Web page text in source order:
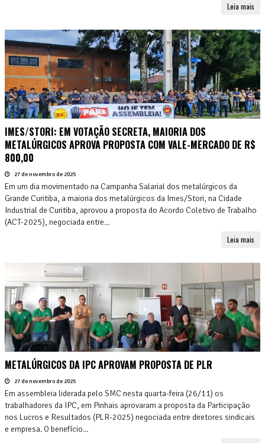
Leia mais
IMES/STORI: EM VOTAÇÃO SECRETA, MAIORIA DOS
METALÚRGICOS APROVA PROPOSTA COM VALE-MERCADO DE R$
800,00
27 de novembro de 2025
Em um dia movimentado na Campanha Salarial dos metalúrgicos da
Grande Curitiba, a maioria dos metalúrgicos da Imes/Stori, na Cidade
Industrial de Curitiba, aprovou a proposta do Acordo Coletivo de Trabalho
(ACT-2025), negociada entre...
Leia mais
METALÚRGICOS DA IPC APROVAM PROPOSTA DE PLR
27 de novembro de 2025
Em assembleia liderada pelo SMC nesta quarta-feira (26/11) os
trabalhadores da IPC, em Pinhais aprovaram a proposta da Participação
nos Lucros e Resultados (PLR-2025) negociada entre diretores sindicais
e empresa. O benefício...